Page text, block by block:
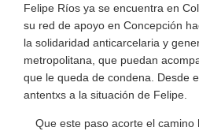
Felipe Ríos ya se encuentra en
su red de apoyo en Concepción
la solidaridad anticarcelaria y
metropolitana, que puedan
que le queda de condena. Desde
antentxs a la situación de Felipe.
Que este paso acorte el camino